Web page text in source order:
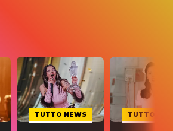
TUTTO NEWS TUTTO